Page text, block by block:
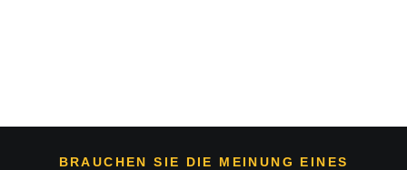
BRAUCHEN SIE DIE MEINUNG EINES